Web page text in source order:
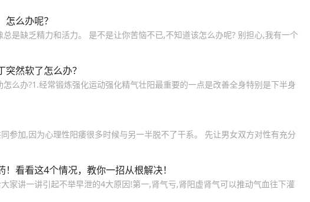
么办呢？
是缺乏精力和活力。 是不是让你苦恼不已,不知道该怎么办呢? 别担心,我有一个
然软了怎么办？
么办?1.经常锻炼强化运动强化精气壮阳最重要的一点是改善全身特别是下半身
参加,因为心理性阳痿很多时候与另一半脱不了干系。 先让男女双方对性有充分
看看这4个情况，教你一招从根解决！
家讲一讲引起不举早泄的4大原因!第一,肾气亏,肾阳虚肾气可以推动气血往下灌